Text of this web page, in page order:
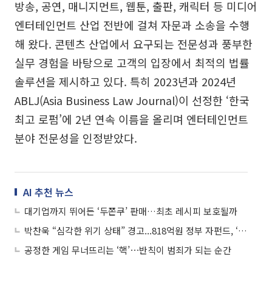
방송, 공연, 매니지먼트, 웹툰, 출판, 캐릭터 등 미디어
엔터테인먼트 산업 전반에 걸쳐 자문과 소송을 수행
해 왔다. 콘텐츠 산업에서 요구되는 전문성과 풍부한
실무 경험을 바탕으로 고객의 입장에서 최적의 법률
솔루션을 제시하고 있다. 특히 2023년과 2024년
ABLJ(Asia Business Law Journal)이 선정한 ‘한국
최고 로펌’에 2년 연속 이름을 올리며 엔터테인먼트
분야 전문성을 인정받았다.
AI 추천 뉴스
대기업까지 뛰어든 ‘두쫀쿠’ 판매…최초 레시피 보호될까
박찬욱 “심각한 위기 상태” 경고...818억원 정부 자펀드, ‘韓영화 구원투수’ 될까
공정한 게임 무너뜨리는 ‘핵’⋯반칙이 범죄가 되는 순간